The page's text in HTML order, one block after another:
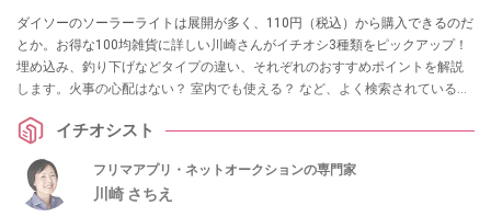
ダイソーのソーラーライトは展開が多く、110円（税込）から購入できるのだ
とか。お得な100均雑貨に詳しい川崎さんがイチオシ3種類をピックアップ！
埋め込み、釣り下げなどタイプの違い、それぞれのおすすめポイントを解説
します。火事の心配はない？ 室内でも使える？ など、よく検索されている疑
イチオシスト
フリマアプリ・ネットオークションの専門家
川崎 さちえ